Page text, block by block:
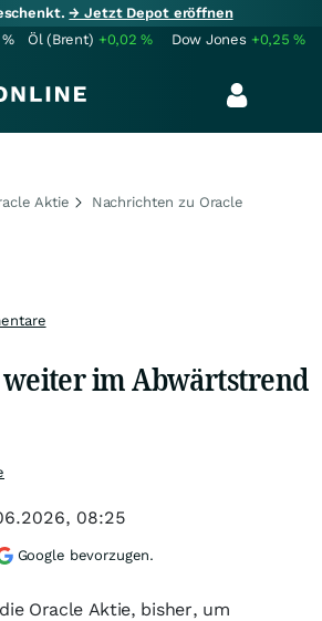
→ Jetzt Depot eröffnen
% Öl (Brent) +0,02% Dow Jones +0,25%
Aktie Nachrichten zu Oracle
im Abwärtstrend
Oracle Aktie, bisher, um
08:25
Google bevorzugen.